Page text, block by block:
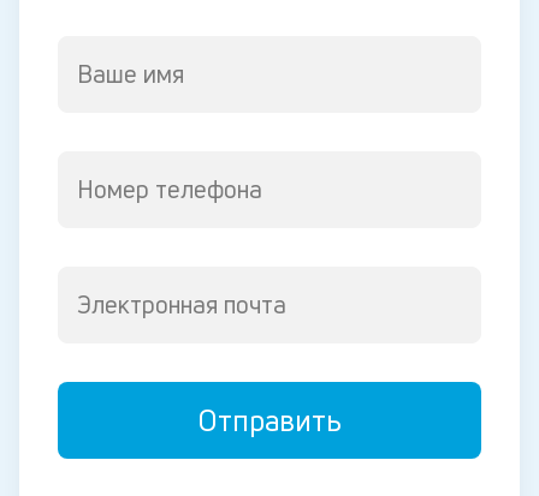
Ваше имя
Номер телефона
Электронная почта
Отправить